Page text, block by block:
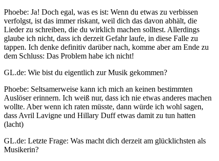
Phoebe: Ja! Doch egal, was es ist: Wenn du etwas zu verbissen
verfolgst, ist das immer riskant, weil dich das davon abhält, die
Lieder zu schreiben, die du wirklich machen solltest. Allerdings
glaube ich nicht, dass ich derzeit Gefahr laufe, in diese Falle zu
tappen. Ich denke definitiv darüber nach, komme aber am Ende zu
dem Schluss: Das Problem habe ich nicht!
GL.de: Wie bist du eigentlich zur Musik gekommen?
Phoebe: Seltsamerweise kann ich mich an keinen bestimmten
Auslöser erinnern. Ich weiß nur, dass ich nie etwas anderes machen
wollte. Aber wenn ich raten müsste, dann würde ich wohl sagen,
dass Avril Lavigne und Hillary Duff etwas damit zu tun hatten
(lacht)
GL.de: Letzte Frage: Was macht dich derzeit am glücklichsten als
Musikerin?